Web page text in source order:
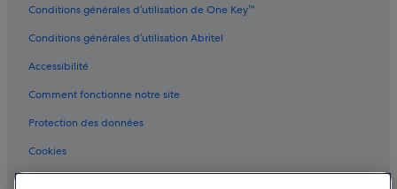
Karekare : Chambres d’hôtes
Karekare : hôtels Hôtels d’affaires
Karekare : hôtels Hôtels-boutiques
Karekare : hôtels Hôtels d’aventure
Karekare : hôtels
Karekare : Motels
Karekare : Complexes hôteliers
Conditions générales d’utilisation de One Key™
Conditions générales d’utilisation Abritel
Accessibilité
Comment fonctionne notre site
Protection des données
Cookies